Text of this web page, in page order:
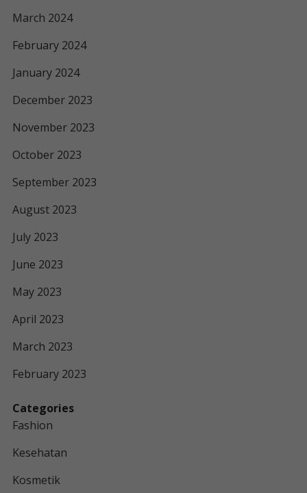
March 2024
February 2024
January 2024
December 2023
November 2023
October 2023
September 2023
August 2023
July 2023
June 2023
May 2023
April 2023
March 2023
February 2023
Categories
Fashion
Kesehatan
Kosmetik